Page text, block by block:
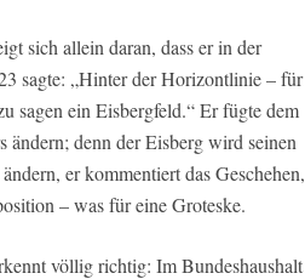
sich allein daran, dass er in der
sagte: „Hinter der Horizontlinie – für
sagen ein Eisbergfeld.“ Er fügte dem
denn der Eisberg wird seinen
er kommentiert das Geschehen,
– was für eine Groteske.
völlig richtig: Im Bundeshaushalt